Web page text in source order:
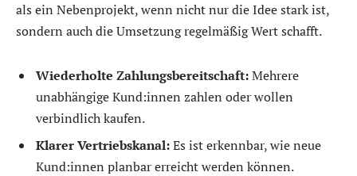
als ein Nebenprojekt, wenn nicht nur die Idee stark ist,
sondern auch die Umsetzung regelmäßig Wert schafft.
Wiederholte Zahlungsbereitschaft:Mehrere
unabhängige Kund:innen zahlen oder wollen
verbindlich kaufen.
Klarer Vertriebskanal:Es ist erkennbar, wie neue
Kund:innen planbar erreicht werden können.